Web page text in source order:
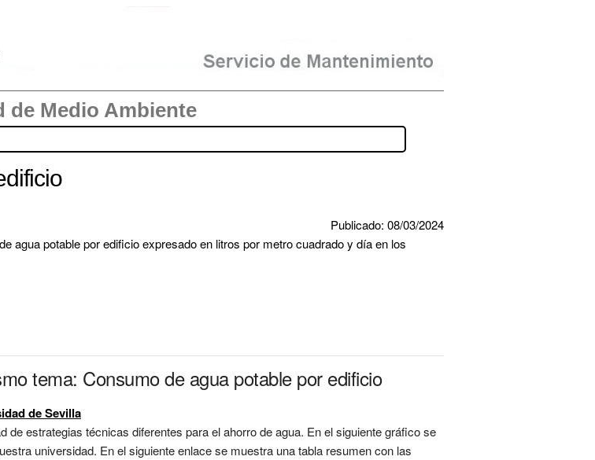
de Medio Ambiente
Publicado: 08/03/2024
agua potable por edificio expresado en litros por metro cuadrado y día en los
tema: Consumo de agua potable por edificio
de Sevilla
de estrategias técnicas diferentes para el ahorro de agua. En el siguiente gráfico se
universidad. En el siguiente enlace se muestra una tabla resumen con las